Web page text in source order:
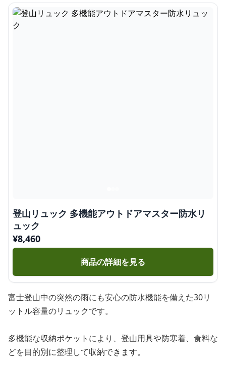
登山リュック 多機能アウトドアマスター防水リ
ュック
¥8,460
商品の詳細を見る
富士登山中の突然の雨にも安心の防水機能を備えた30リ
ットル容量のリュックです。
多機能な収納ポケットにより、登山用具や防寒着、食料な
どを目的別に整理して収納できます。